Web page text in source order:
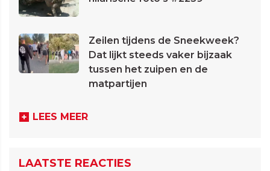
Zeilen tijdens de Sneekweek?
Dat lijkt steeds vaker bijzaak
tussen het zuipen en de
matpartijen
LEES MEER
LAATSTE REACTIES